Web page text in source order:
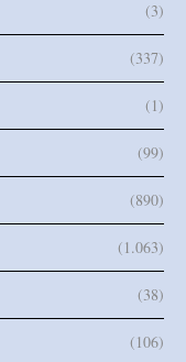
(3)
(337)
(1)
(99)
(890)
(1.063)
(38)
(106)